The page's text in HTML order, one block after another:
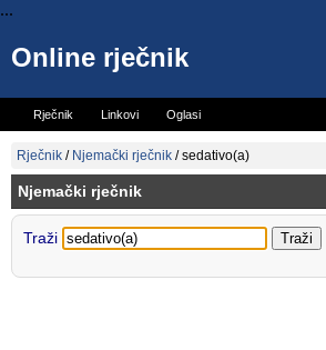
...
Online rječnik
Rječnik Linkovi Oglasi
Vicevi Mini rječnik
Rječnik / Njemački rječnik /sedativo(a)
Njemački rječnik
Traži